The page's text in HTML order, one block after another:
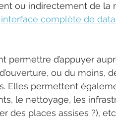
ou indirectement de la
interface complète de
permettre d’appuyer
ou du moins,
Elles permettent
le nettoyage, les
des places assises ?),